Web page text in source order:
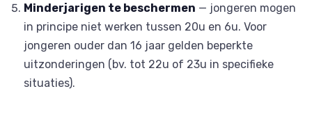
Minderjarigen te beschermen — jongeren mogen
in principe niet werken tussen 20u en 6u. Voor
jongeren ouder dan 16 jaar gelden beperkte
uitzonderingen (bv. tot 22u of 23u in specifieke
situaties).